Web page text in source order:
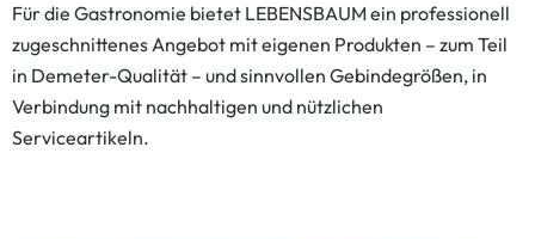
Für die Gastronomie bietet LEBENSBAUM ein professionell
zugeschnittenes Angebot mit eigenen Produkten – zum Teil
in Demeter-Qualität – und sinnvollen Gebindegrößen, in
Verbindung mit nachhaltigen und nützlichen
Serviceartikeln.